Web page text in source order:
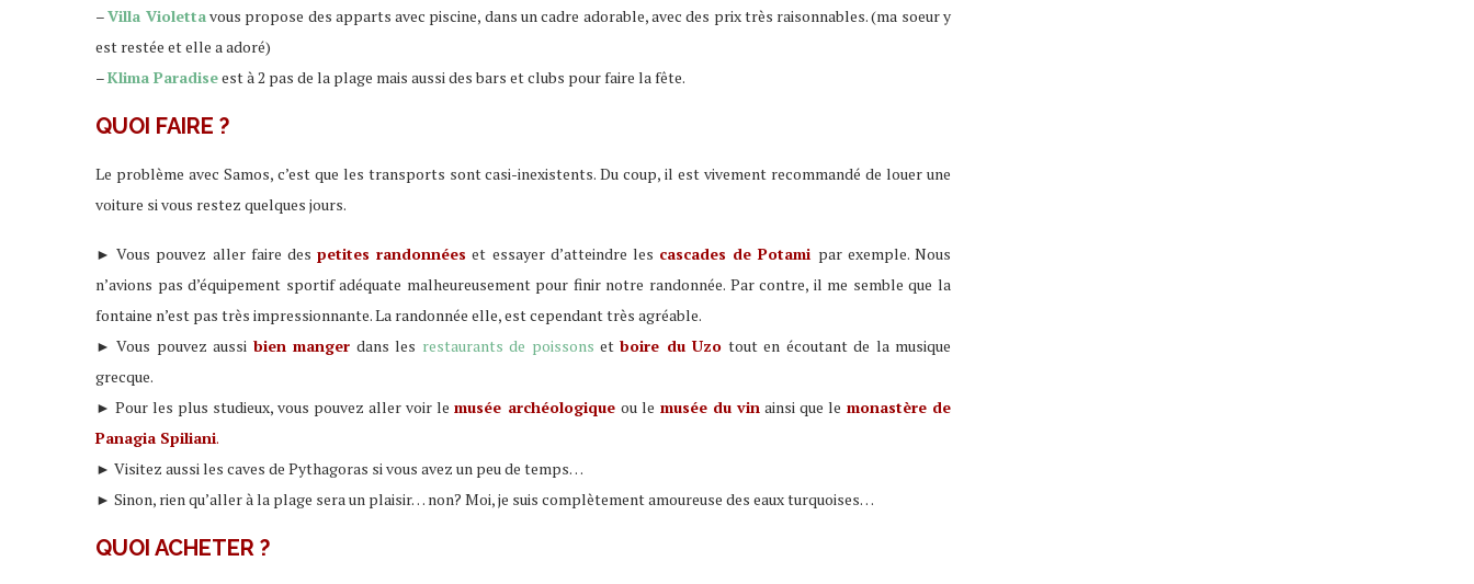
–Villa Violettavous propose des apparts avec piscine, dans un cadre adorable, avec des prix très raisonnables. (ma soeur y
est restée et elle a adoré)
–Klima Paradiseest à 2 pas de la plage mais aussi des bars et clubs pour faire la fête.
QUOI FAIRE ?
Le problème avec Samos, c’est que les transports sont casi-inexistents. Du coup, il est vivement recommandé de louer une
voiture si vous restez quelques jours.
► Vous pouvez aller faire despetites randonnées et essayer d’atteindre les cascades de Potami par exemple. Nous
n’avions pas d’équipement sportif adéquate malheureusement pour finir notre randonnée. Par contre, il me semble que la
fontaine n’est pas très impressionnante. La randonnée elle, est cependant très agréable.
► Vous pouvez aussi bien manger dans les restaurants de poissons etboire du Uzo tout en écoutant de la musique
grecque.
► Pour les plus studieux, vous pouvez aller voir lemusée archéologique ou le musée du vinainsi que le monastère de
Panagia Spiliani.
► Visitez aussi les caves de Pythagoras si vous avez un peu de temps…
► Sinon, rien qu’aller à la plage sera un plaisir… non? Moi, je suis complètement amoureuse des eaux turquoises…
QUOI ACHETER ?